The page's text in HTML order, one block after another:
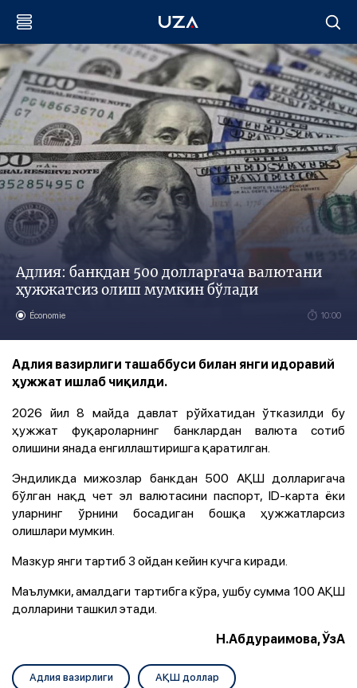
Адлия: банкдан 500 долларгача валютани
ҳужжатсиз олиш мумкин бўлади
Économie 10:00
Адлия вазирлиги ташаббуси билан янги идоравий
ҳужжат ишлаб чиқилди.
2026 йил 8 майда давлат рўйхатидан ўтказилди бу
ҳужжат фуқароларнинг банклардан валюта сотиб
олишини янада енгиллаштиришга қаратилган.
Эндиликда мижозлар банкдан 500 АҚШ долларигача
бўлган нақд чет эл валютасини паспорт, ID-карта ёки
уларнинг ўрнини босадиган бошқа ҳужжатларсиз
олишлари мумкин.
Мазкур янги тартиб 3 ойдан кейин кучга киради.
Маълумки, амалдаги тартибга кўра, ушбу сумма 100 АҚШ
долларини ташкил этади.
Н.Абдураимова, ЎзА
Адлия вазирлиги АҚШ доллар